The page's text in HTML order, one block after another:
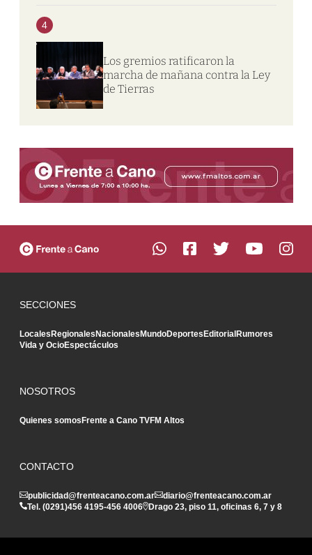
4
Los gremios ratificaron la
marcha de mañana contra la Ley
de Tierras
SECCIONES
LocalesRegionalesNacionalesMundoDeportesEditorialRumores
Vida y OcioEspectáculos
NOSOTROS
Quienes somosFrente a Cano TVFM Altos
CONTACTO
publicidad@frenteacano.com.ar
diario@frenteacano.com.ar
Tel. (0291)456 4195-456 4006 Drago 23, piso 11, oficinas 6, 7 y 8